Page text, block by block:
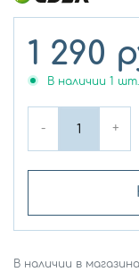
1 290
В наличии 1 шт.
- +
В наличии в